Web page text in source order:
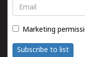
Email
Marketing
Subscribe to list